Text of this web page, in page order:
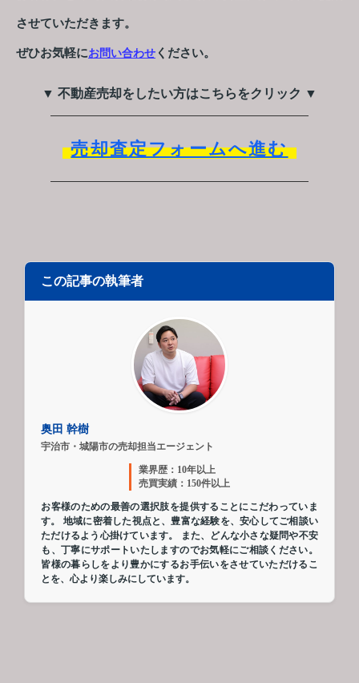
させていただきます。
ぜひお気軽にお問い合わせ ください。
▼ 不動産売却をしたい方はこちらをクリック ▼
売却査定フォームへ進む
この記事の執筆者
奥田 幹樹
宇治市・城陽市の売却担当エージェント
業界歴：10年以上
売買実績：150件以上
お客様のための最善の選択肢を提供することにこだわっていま
す。 地域に密着した視点と、豊富な経験を、安心してご相談い
ただけるよう心掛けています。 また、どんな小さな疑問や不安
も、丁寧にサポートいたしますのでお気軽にご相談ください。
皆様の暮らしをより豊かにするお手伝いをさせていただけるこ
とを、心より楽しみにしています。